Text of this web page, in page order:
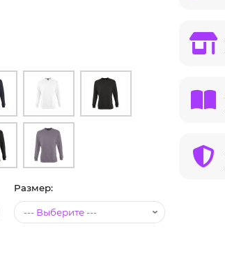
Размер: